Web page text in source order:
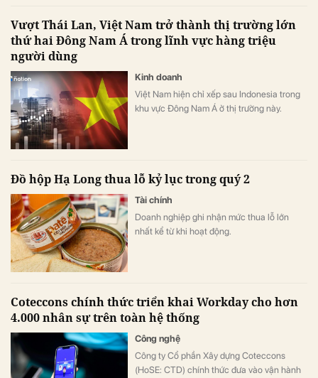
Vượt Thái Lan, Việt Nam trở thành thị trường lớn
thứ hai Đông Nam Á trong lĩnh vực hàng triệu
người dùng
Kinh doanh
Việt Nam hiện chỉ xếp sau Indonesia trong
khu vực Đông Nam Á ở thị trường này.
Đồ hộp Hạ Long thua lỗ kỷ lục trong quý 2
Tài chính
Doanh nghiệp ghi nhận mức thua lỗ lớn
nhất kể từ khi hoạt động.
Coteccons chính thức triển khai Workday cho hơn
4.000 nhân sự trên toàn hệ thống
Công nghệ
Công ty Cổ phần Xây dựng Coteccons
(HoSE: CTD) chính thức đưa vào vận hành